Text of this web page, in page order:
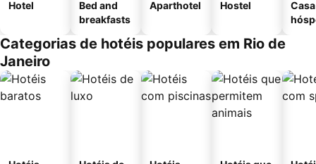
Hotel
Bed and
breakfasts
Aparthotel Hostel
Categorias de hotéis populares em Rio de
Janeiro